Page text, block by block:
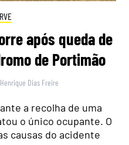
após queda de
de Portimão
Henrique Dias Freire
a recolha de uma
o único ocupante. O
causas do acidente